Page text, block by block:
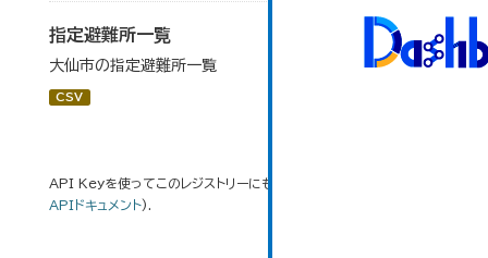
指定避難所一覧
大仙市の指定避難所一覧
CSV
API Keyを使ってこのレジストリーにもアクセス可能です
APIドキュメント).